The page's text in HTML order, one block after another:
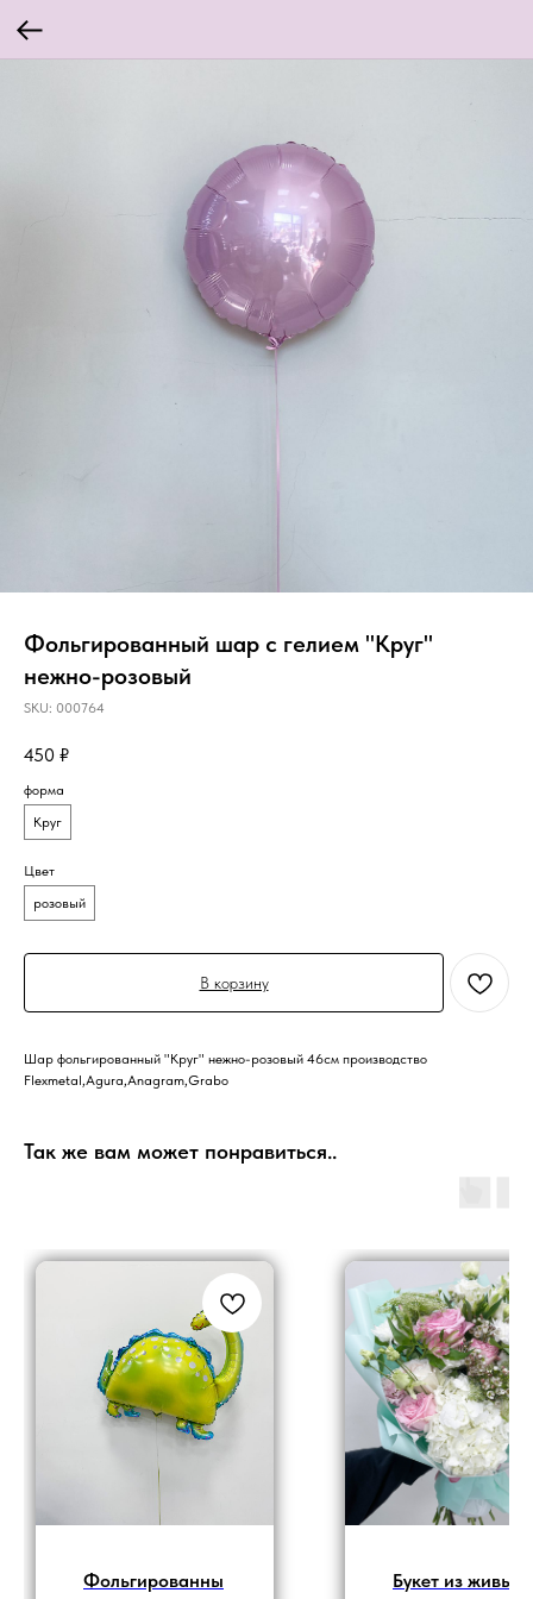
Фольгированный шар с гелием "Круг"
нежно-розовый
SKU: 000764
450 ₽
форма
Круг
Цвет
розовый
В корзину
Шар фольгированный "Круг" нежно-розовый 46см производство
Flexmetal,Agura,Anagram,Grabo
Так же вам может понравиться..
Фольгированны
Букет из живых